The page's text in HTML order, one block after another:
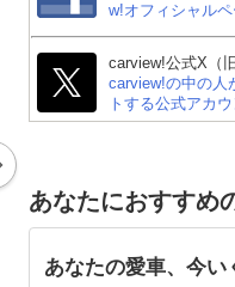
スバル フォレ
w!オフィシャルペ
carview!公式X（
carview!の中の人
トする公式アカウ
あなたにおすすめ
あなたの愛車、今い